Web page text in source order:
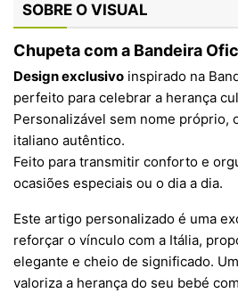
SOBRE O VISUAL
Chupeta com a Bandeira
Design exclusivo inspirado na
perfeito para celebrar a herança
Personalizável sem nome próprio,
italiano autêntico.
Feito para transmitir conforto e
ocasiões especiais ou o dia a dia.
Este artigo personalizado é uma
reforçar o vínculo com a Itália,
elegante e cheio de significado.
valoriza a herança do seu bebé